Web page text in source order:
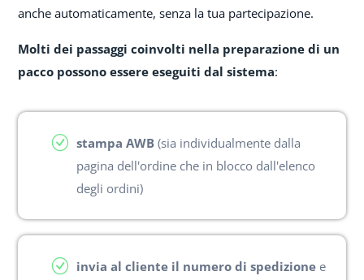
anche automaticamente, senza la tua partecipazione.
Molti dei passaggi coinvolti nella preparazione di un
pacco possono essere eseguiti dal sistema:
stampa AWB (sia individualmente dalla
pagina dell'ordine che in blocco dall'elenco
degli ordini)
invia al cliente il numero di spedizione e